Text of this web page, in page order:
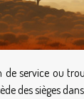
service ou
des sièges